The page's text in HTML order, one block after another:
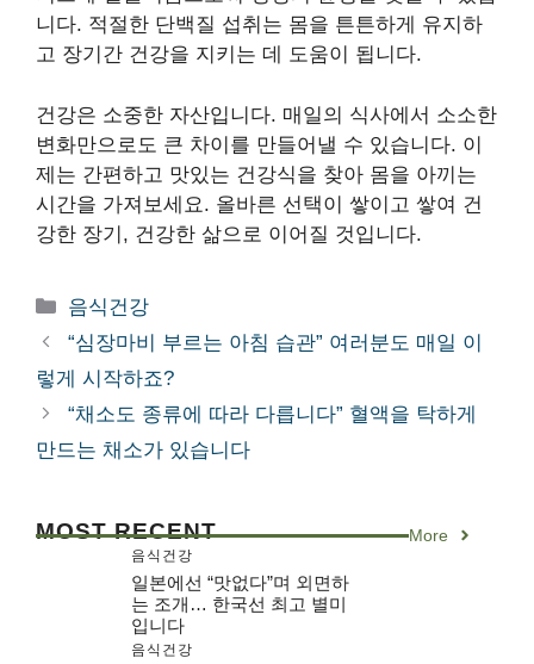
니다. 적절한 단백질 섭취는 몸을 튼튼하게 유지하
고 장기간 건강을 지키는 데 도움이 됩니다.
건강은 소중한 자산입니다. 매일의 식사에서 소소한
변화만으로도 큰 차이를 만들어낼 수 있습니다. 이
제는 간편하고 맛있는 건강식을 찾아 몸을 아끼는
시간을 가져보세요. 올바른 선택이 쌓이고 쌓여 건
강한 장기, 건강한 삶으로 이어질 것입니다.
카
테
리
음식건강
“심장마비 부르는 아침 습관” 여러분도 매일 이
렇게 시작하죠?
“채소도 종류에 따라 다릅니다” 혈액을 탁하게
만드는 채소가 있습니다
MOST RECENT More
음식건강
일본에선 “맛없다”며 외면하
는 조개… 한국선 최고 별미
입니다
음식건강